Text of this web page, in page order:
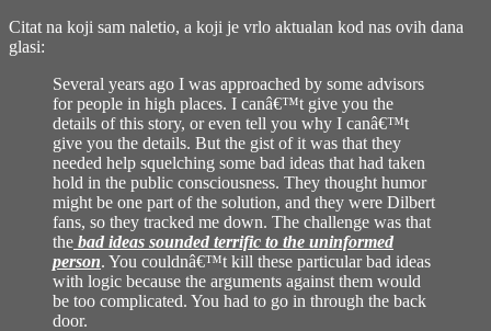
Citat na koji sam naletio, a koji je vrlo aktualan kod nas ovih dana
glasi:
Several years ago I was approached by some advisors
for people in high places. I canâ€™t give you the
details of this story, or even tell you why I canâ€™t
give you the details. But the gist of it was that they
needed help squelching some bad ideas that had taken
hold in the public consciousness. They thought humor
might be one part of the solution, and they were Dilbert
fans, so they tracked me down. The challenge was that
the bad ideas sounded terrific to the uninformed
person. You couldnâ€™t kill these particular bad ideas
with logic because the arguments against them would
be too complicated. You had to go in through the back
door.